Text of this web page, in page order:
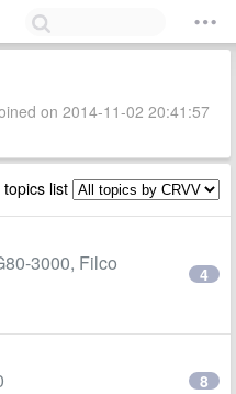
on 2014-11-02 20:41:57
topics list
3000, Filco
4
8